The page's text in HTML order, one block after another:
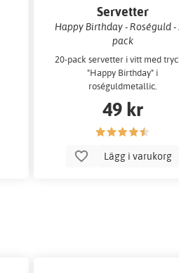
Servetter
Happy Birthday - Roséguld -
pack
20-pack servetter i vitt med
"Happy Birthday" i
roséguldmetallic.
49 kr
Lägg i varukorg